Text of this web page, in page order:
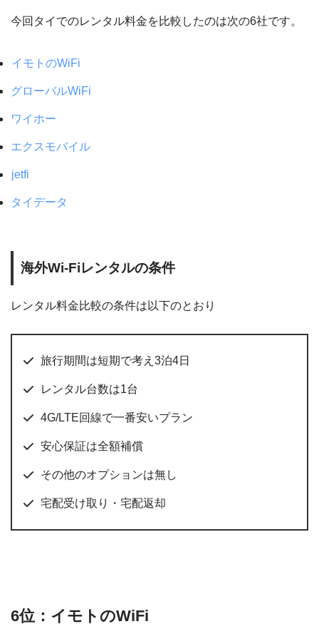
今回タイでのレンタル料金を比較したのは次の6社です。
イモトのWiFi
グローバルWiFi
ワイホー
エクスモバイル
jetfi
タイデータ
海外Wi-Fiレンタルの条件
レンタル料金比較の条件は以下のとおり
旅行期間は短期で考え3泊4日
レンタル台数は1台
4G/LTE回線で一番安いプラン
安心保証は全額補償
その他のオプションは無し
宅配受け取り・宅配返却
6位：イモトのWiFi